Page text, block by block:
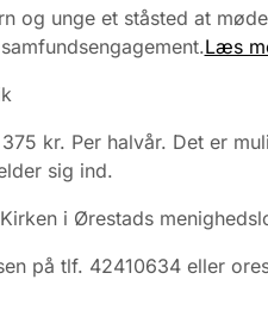
og unge et ståsted at
Læs
kr. Per halvår. Det er
sig ind.
i Ørestads
på tlf. 42410634 eller